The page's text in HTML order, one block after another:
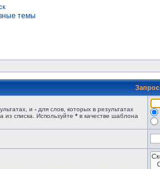
темы
Запрос
и - для слов, которых в результатах
из списка. Используйте * в качестве шаблона